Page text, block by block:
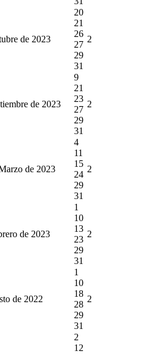
de 2023
20
21
26
27
29
31
2
de 2023
9
21
23
27
29
31
2
de 2023
4
11
15
24
29
31
2
de 2023
1
10
13
23
29
31
2
de 2022
1
10
18
28
29
31
2
2
12